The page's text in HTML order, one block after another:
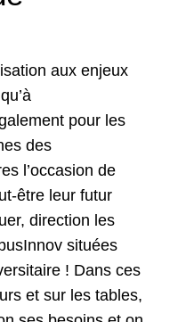
aux enjeux
pour les
des
l’occasion de
être leur futur
direction les
situées
! Dans ces
et sur les tables,